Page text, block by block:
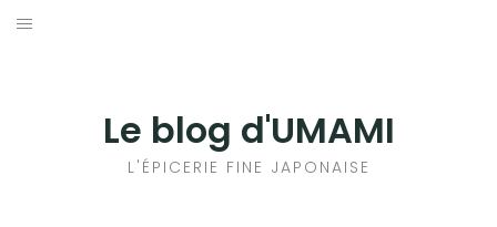
Aller
Le blog d'UMAMI
L'ÉPICERIE FINE JAPONAISE